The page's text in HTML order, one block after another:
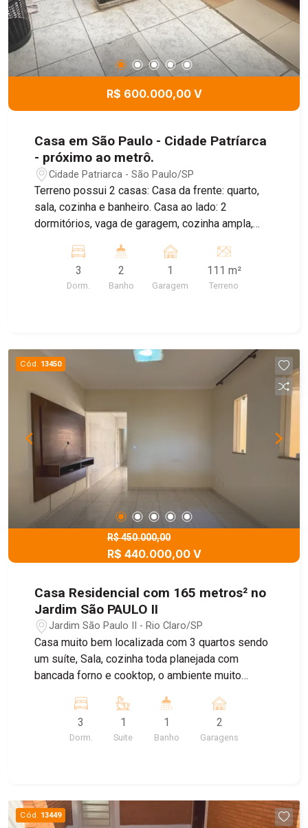
R$ 600.000,00 V
Casa em São Paulo - Cidade Patríarca
- próximo ao metrô.
Cidade Patriarca - São Paulo/SP
Terreno possui 2 casas: Casa da frente: quarto,
sala, cozinha e banheiro. Casa ao lado: 2
dormitórios, vaga de garagem, cozinha ampla,
Patriarca Localização excelente próximo a todo
comércio, feira livre, escolas, posto de saúde.
Fácil acesso a Radial Leste.
3
Dorm.
2
Banho
1
Garagem
111 m²
Terreno
Cód. 13450
R$ 450.000,00
R$ 440.000,00 V
Casa Residencial com 165 metros² no
Jardim São PAULO II
Jardim São Paulo II - Rio Claro/SP
Casa muito bem localizada com 3 quartos sendo
um suíte, Sala, cozinha toda planejada com
bancada forno e cooktop, o ambiente muito
eletrônico, e belo quintal uma parte coberta e
outra para um belo lazer. Cerca Elétrica. Parte
elétrica muito bem feita.
3
Dorm.
1
Suite
1
Banho
2
Garagens
Cód. 13449